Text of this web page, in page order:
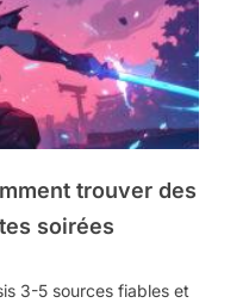
trouver des
soirées
3-5 sources fiables et